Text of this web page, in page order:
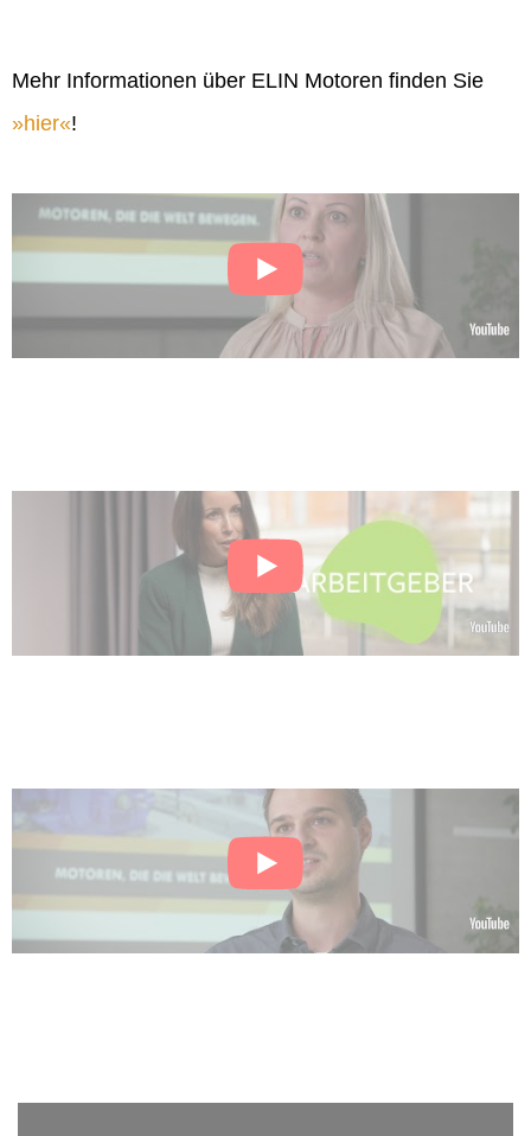
Mehr Informationen über ELIN Motoren finden Sie
hier !